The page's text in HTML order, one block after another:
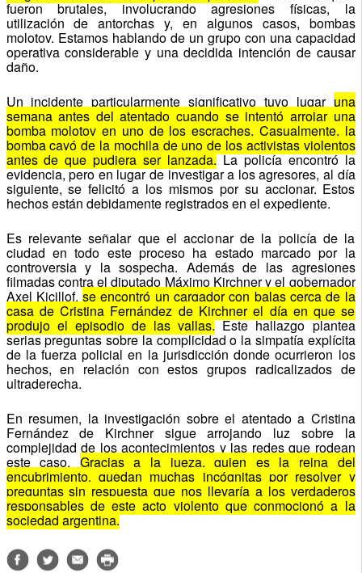
fueron brutales, involucrando agresiones físicas, la
utilización de antorchas y, en algunos casos, bombas
molotov. Estamos hablando de un grupo con una capacidad
operativa considerable y una decidida intención de causar
daño.
Un incidente particularmente significativo tuvo lugar una
semana antes del atentado cuando se intentó arrojar una
bomba molotov en uno de los escraches. Casualmente, la
bomba cayó de la mochila de uno de los activistas violentos
antes de que pudiera ser lanzada.La policía encontró la
evidencia, pero en lugar de investigar a los agresores, al día
siguiente, se felicitó a los mismos por su accionar. Estos
hechos están debidamente registrados en el expediente.
Es relevante señalar que el accionar de la policía de la
ciudad en todo este proceso ha estado marcado por la
controversia y la sospecha. Además de las agresiones
filmadas contra el diputado Máximo Kirchner y el gobernador
Axel Kicillof,se encontró un cargador con balas cerca de la
casa de Cristina Fernández de Kirchner el día en que se
produjo el episodio de las vallas.Este hallazgo plantea
serias preguntas sobre la complicidad o la simpatía explícita
de la fuerza policial en la jurisdicción donde ocurrieron los
hechos, en relación con estos grupos radicalizados de
ultraderecha.
En resumen, la investigación sobre el atentado a Cristina
Fernández de Kirchner sigue arrojando luz sobre la
complejidad de los acontecimientos y las redes que rodean
este caso. Gracias a la jueza, quien es la reina del
encubrimiento, quedan muchas incógnitas por resolver y
preguntas sin respuesta que nos llevaría a los verdaderos
responsables de este acto violento que conmocionó a la
sociedad argentina.